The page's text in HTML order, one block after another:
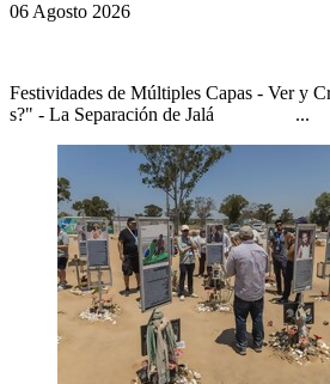
06 Agosto 2026
Festividades de Múltiples Capas - Ver y
s?" - La Separación de Jalá ...